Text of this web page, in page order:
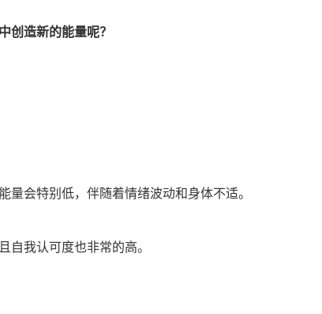
创造新的能量呢？
会特别低，伴随着情绪波动和身体不适。
自我认可度也非常的高。